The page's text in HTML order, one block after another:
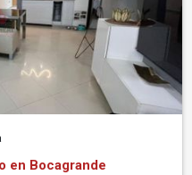
en Bocagrande